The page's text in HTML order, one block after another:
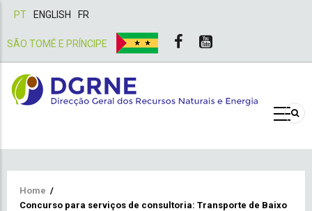
PT ENGLISH FR
SÃO TOMÉ E PRÍNCIPE
Breadcrumb
Home /
Concurso para serviços de consultoria: Transporte de Baixo